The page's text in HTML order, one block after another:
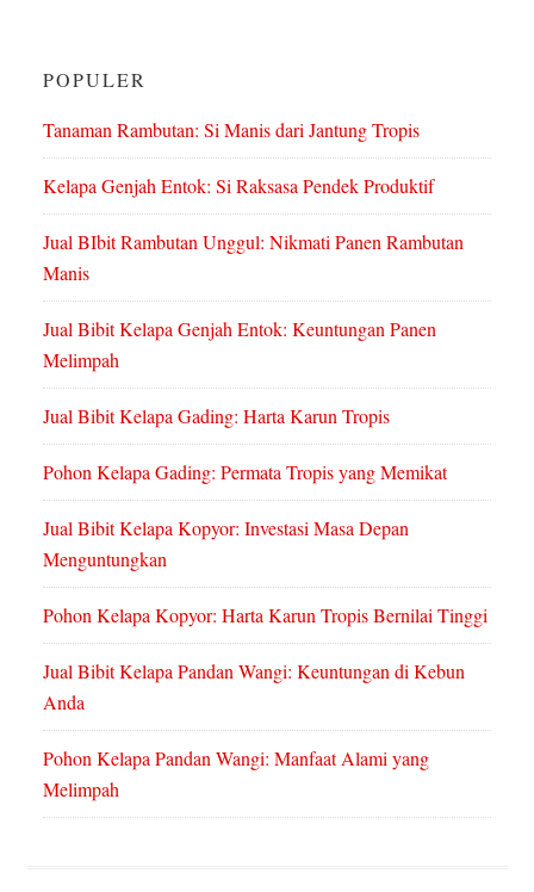
POPULER
Tanaman Rambutan: Si Manis dari Jantung Tropis
Kelapa Genjah Entok: Si Raksasa Pendek Produktif
Jual BIbit Rambutan Unggul: Nikmati Panen Rambutan
Manis
Jual Bibit Kelapa Genjah Entok: Keuntungan Panen
Melimpah
Jual Bibit Kelapa Gading: Harta Karun Tropis
Pohon Kelapa Gading: Permata Tropis yang Memikat
Jual Bibit Kelapa Kopyor: Investasi Masa Depan
Menguntungkan
Pohon Kelapa Kopyor: Harta Karun Tropis Bernilai Tinggi
Jual Bibit Kelapa Pandan Wangi: Keuntungan di Kebun
Anda
Pohon Kelapa Pandan Wangi: Manfaat Alami yang
Melimpah